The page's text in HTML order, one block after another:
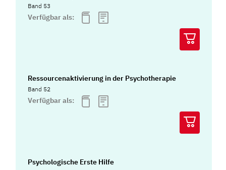
Band 53
Verfügbar als:
Ressourcenaktivierung in der Psychotherapie
Band 52
Verfügbar als:
Psychologische Erste Hilfe